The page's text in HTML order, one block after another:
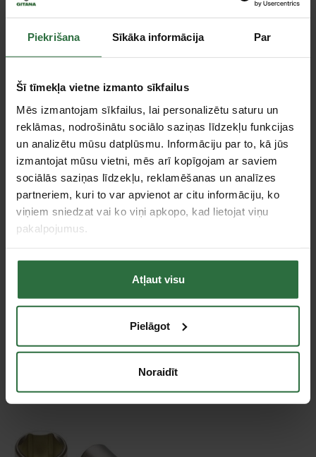
Piekrišana Sīkāka informācija Par
Šī tīmekļa vietne izmanto sīkfailus
Mēs izmantojam sīkfailus, lai personalizētu saturu un
reklāmas, nodrošinātu sociālo saziņas līdzekļu funkcijas
un analizētu mūsu datplūsmu. Informāciju par to, kā jūs
izmantojat mūsu vietni, mēs arī kopīgojam ar saviem
sociālās saziņas līdzekļu, reklamēšanas un analīzes
partneriem, kuri to var apvienot ar citu informāciju, ko
viņiem sniedzat vai ko viņi apkopo, kad lietojat viņu
pakalpojumus.
Atļaut visu
Pielāgot
Noraidīt
Valmiera, Stacijas iela 38, Valmiera
Citas noliktavas, (uzzināt vairāk šeit, )
Liela izturība, pateicoties oglekļa daudzumam tēraudā. Plānsieniņu
profils atvieglo piekļuvi, taču ir pietiekami stiprs grūtam darbam.
Specifikācija
Stiprinājuma kvadrāts
3/8"
Tips
Seškantes muciņa
Trieciena
Tie, kas apskatīja šo preci, tāpat interesējās par...
Failed to load product list.